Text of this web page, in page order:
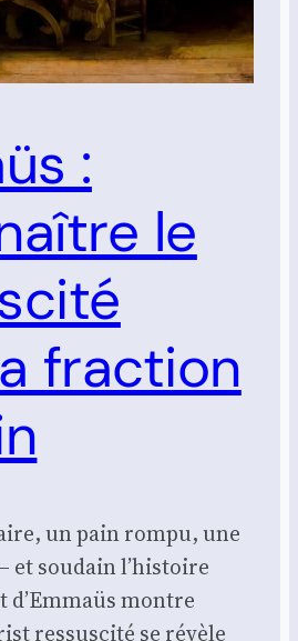
:
le
fraction
un pain rompu, une
et soudain l’histoire
d’Emmaüs montre
ressuscité se révèle